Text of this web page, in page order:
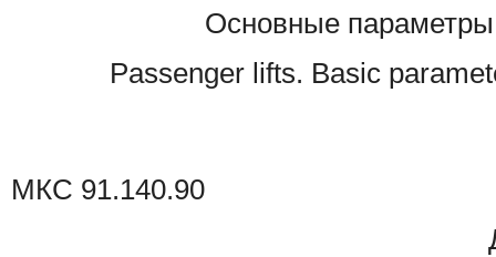
Основные
Passenger lifts. Basic
МКС 91.140.90